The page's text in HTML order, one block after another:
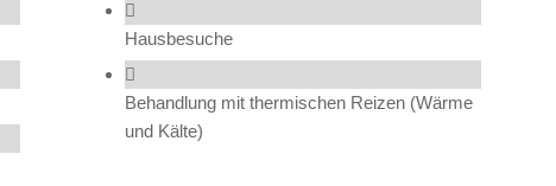
Hausbesuche
Behandlung mit thermischen Reizen (Wärme
und Kälte)